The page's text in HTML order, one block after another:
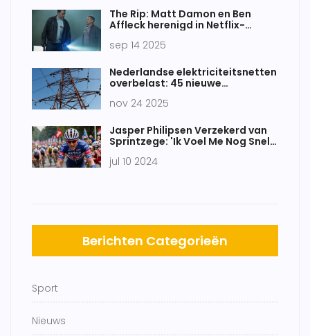
The Rip: Matt Damon en Ben
Affleck herenigd in Netflix-
sep 14 2025
Nederlandse elektriciteitsnetten
overbelast: 45 nieuwe
nov 24 2025
Jasper Philipsen Verzekerd van
Sprintzege: 'Ik Voel Me Nog Snel
jul 10 2024
Berichten Categorieën
Sport
Nieuws